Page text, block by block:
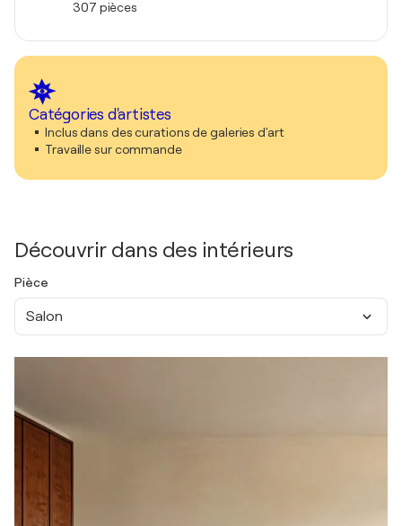
307 pièces
Catégories d'artistes
Inclus dans des curations de galeries d'art
Travaille sur commande
Découvrir dans des intérieurs
Pièce
Salon